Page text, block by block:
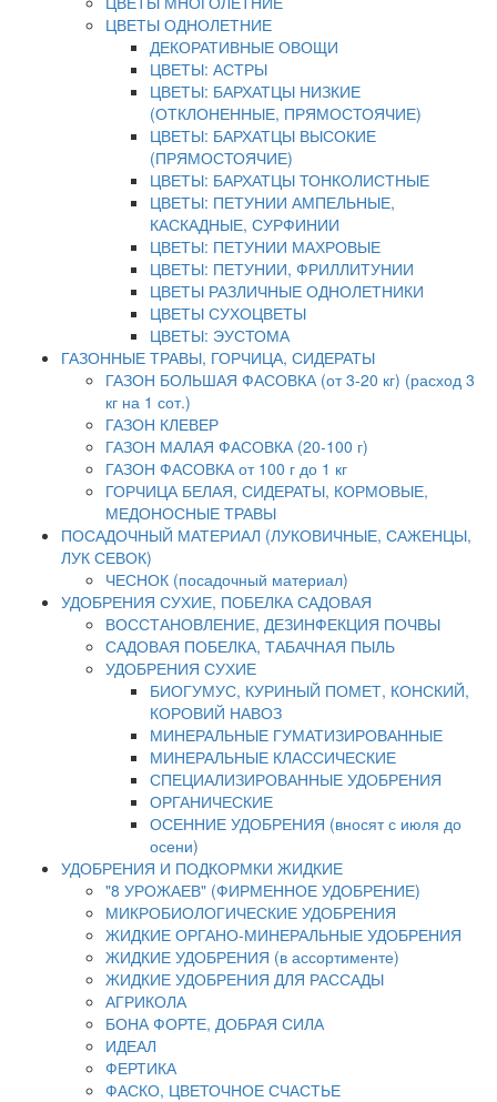
ЦВЕТЫ ОДНОЛЕТНИЕ
ДЕКОРАТИВНЫЕ ОВОЩИ
ЦВЕТЫ: АСТРЫ
ЦВЕТЫ: БАРХАТЦЫ НИЗКИЕ
(ОТКЛОНЕННЫЕ, ПРЯМОСТОЯЧИЕ)
ЦВЕТЫ: БАРХАТЦЫ ВЫСОКИЕ
(ПРЯМОСТОЯЧИЕ)
ЦВЕТЫ: БАРХАТЦЫ ТОНКОЛИСТНЫЕ
ЦВЕТЫ: ПЕТУНИИ АМПЕЛЬНЫЕ,
КАСКАДНЫЕ, СУРФИНИИ
ЦВЕТЫ: ПЕТУНИИ МАХРОВЫЕ
ЦВЕТЫ: ПЕТУНИИ, ФРИЛЛИТУНИИ
ЦВЕТЫ РАЗЛИЧНЫЕ ОДНОЛЕТНИКИ
ЦВЕТЫ СУХОЦВЕТЫ
ЦВЕТЫ: ЭУСТОМА
ГАЗОННЫЕ ТРАВЫ, ГОРЧИЦА, СИДЕРАТЫ
ГАЗОН БОЛЬШАЯ ФАСОВКА (от 3-20 кг) (расход 3
кг на 1 сот.)
ГАЗОН КЛЕВЕР
ГАЗОН МАЛАЯ ФАСОВКА (20-100 г)
ГАЗОН ФАСОВКА от 100 г до 1 кг
ГОРЧИЦА БЕЛАЯ, СИДЕРАТЫ, КОРМОВЫЕ,
МЕДОНОСНЫЕ ТРАВЫ
ПОСАДОЧНЫЙ МАТЕРИАЛ (ЛУКОВИЧНЫЕ, САЖЕНЦЫ,
ЛУК СЕВОК)
ЧЕСНОК (посадочный материал)
УДОБРЕНИЯ СУХИЕ, ПОБЕЛКА САДОВАЯ
ВОССТАНОВЛЕНИЕ, ДЕЗИНФЕКЦИЯ ПОЧВЫ
САДОВАЯ ПОБЕЛКА, ТАБАЧНАЯ ПЫЛЬ
УДОБРЕНИЯ СУХИЕ
БИОГУМУС, КУРИНЫЙ ПОМЕТ, КОНСКИЙ,
КОРОВИЙ НАВОЗ
МИНЕРАЛЬНЫЕ ГУМАТИЗИРОВАННЫЕ
МИНЕРАЛЬНЫЕ КЛАССИЧЕСКИЕ
СПЕЦИАЛИЗИРОВАННЫЕ УДОБРЕНИЯ
ОРГАНИЧЕСКИЕ
ОСЕННИЕ УДОБРЕНИЯ (вносят с июля до
осени)
УДОБРЕНИЯ И ПОДКОРМКИ ЖИДКИЕ
"8 УРОЖАЕВ" (ФИРМЕННОЕ УДОБРЕНИЕ)
МИКРОБИОЛОГИЧЕСКИЕ УДОБРЕНИЯ
ЖИДКИЕ ОРГАНО-МИНЕРАЛЬНЫЕ УДОБРЕНИЯ
ЖИДКИЕ УДОБРЕНИЯ (в ассортименте)
ЖИДКИЕ УДОБРЕНИЯ ДЛЯ РАССАДЫ
АГРИКОЛА
БОНА ФОРТЕ, ДОБРАЯ СИЛА
ИДЕАЛ
ФЕРТИКА
ФАСКО, ЦВЕТОЧНОЕ СЧАСТЬЕ